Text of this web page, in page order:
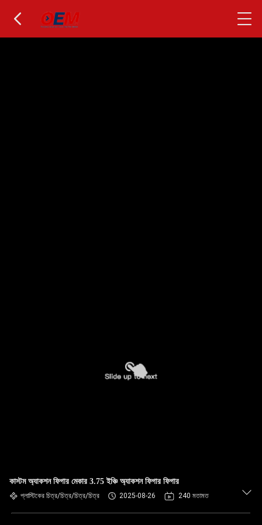
কাস্টম অ্যাকশন ফিগার মেকার 3.75 ইঞ্চি অ্যাকশন ফিগার ফিগার
প্লাস্টিকের চিত্র/চিত্র/চিত্র/চিত্র 2025-08-26 240 মতামত